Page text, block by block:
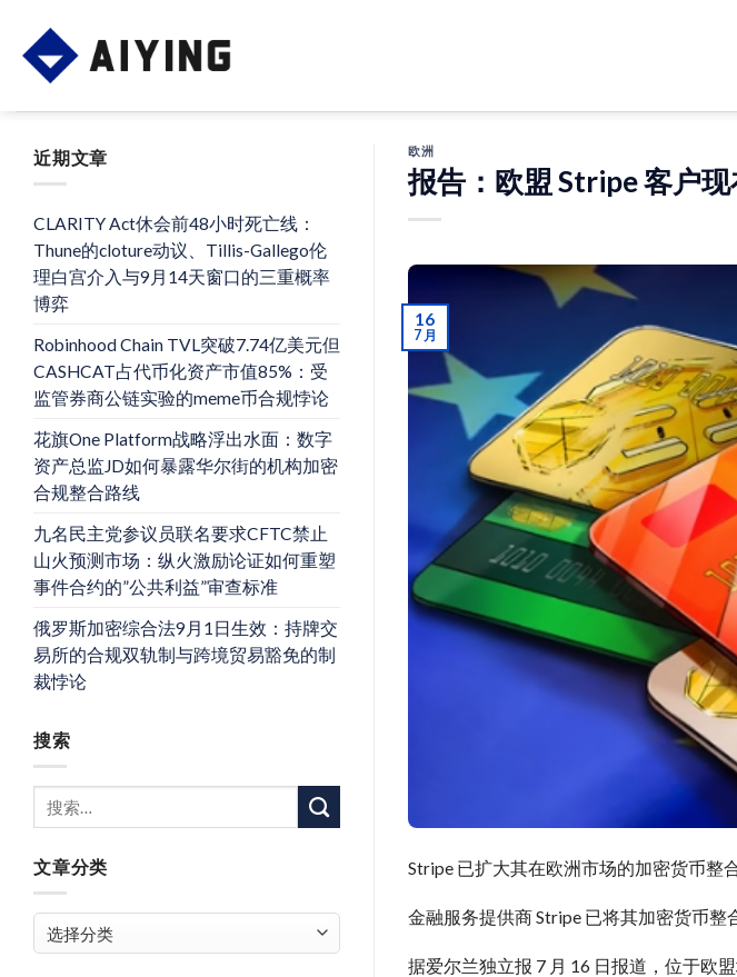
content
近期文章
CLARITY Act休会前48小时死亡线：
Thune的cloture动议、Tillis-Gallego伦
理白宫介入与9月14天窗口的三重概率
博弈
Robinhood Chain TVL突破7.74亿美元但
CASHCAT占代币化资产市值85%：受
监管券商公链实验的meme币合规悖论
花旗One Platform战略浮出水面：数字
资产总监JD如何暴露华尔街的机构加密
合规整合路线
九名民主党参议员联名要求CFTC禁止
山火预测市场：纵火激励论证如何重塑
事件合约的”公共利益”审查标准
俄罗斯加密综合法9月1日生效：持牌交
易所的合规双轨制与跨境贸易豁免的制
裁悖论
搜索
文章分类
章
欧洲
报告：欧盟 Stripe 客户
16
7 月
Stripe 已扩大其在欧洲市场的加密货币整
金融服务提供商 Stripe 已将其加密货币整
据爱尔兰独立报 7 月 16 日报道，位于欧